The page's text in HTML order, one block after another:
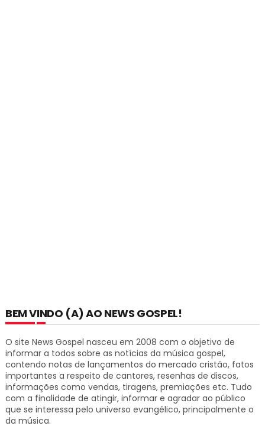
BEM VINDO (A) AO NEWS GOSPEL!
O site News Gospel nasceu em 2008 com o objetivo de
informar a todos sobre as notícias da música gospel,
contendo notas de lançamentos do mercado cristão, fatos
importantes a respeito de cantores, resenhas de discos,
informações como vendas, tiragens, premiações etc. Tudo
com a finalidade de atingir, informar e agradar ao público
que se interessa pelo universo evangélico, principalmente o
da música.